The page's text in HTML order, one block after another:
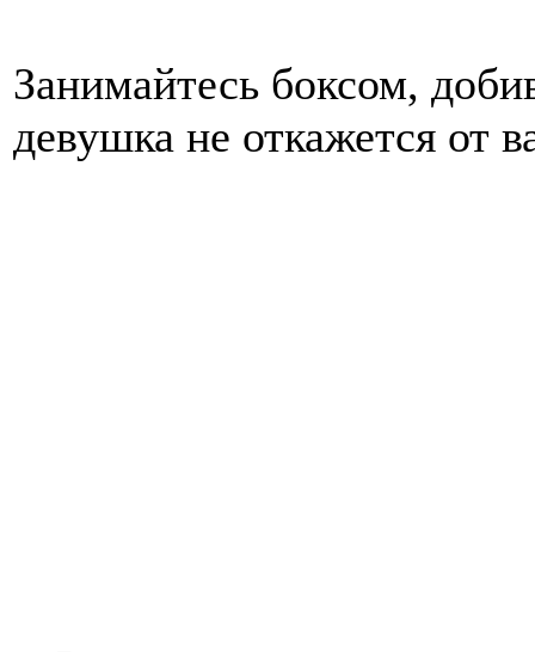
Занимайтесь боксом,
девушка не откажется от